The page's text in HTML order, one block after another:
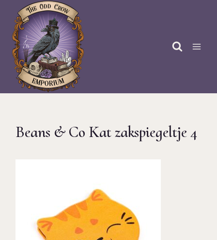
Doorgaan
naar
inhoud
Beans & Co Kat zakspiegeltje 4